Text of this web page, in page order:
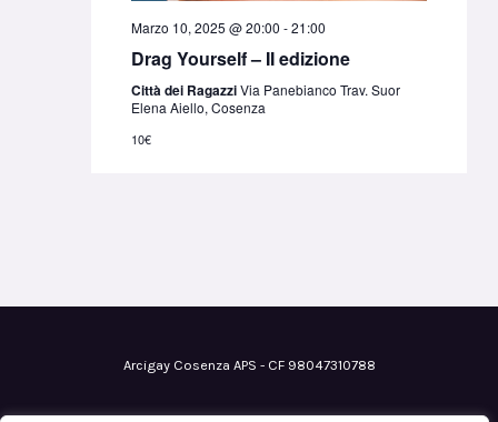
Marzo 10, 2025 @ 20:00 -21:00
Drag Yourself – II edizione
Città dei RagazziVia Panebianco Trav. Suor
Elena Aiello, Cosenza
10€
Arcigay Cosenza APS - CF 98047310788